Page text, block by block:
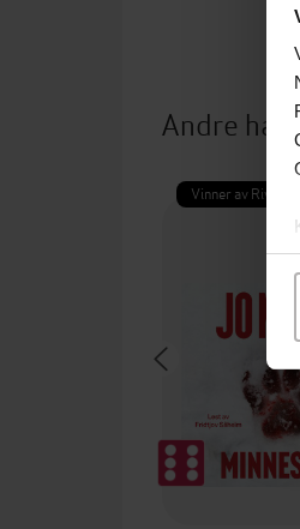
Andre har
Vinner av